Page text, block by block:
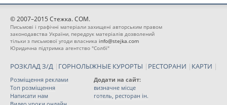
© 2007–2015 Стежка. COM.
Письмові і графічні матеріали захищені авторським правом
законодавства України, передрук матеріалів дозволений
тільки з письмової угоди власника info@stejka.com
Юридична підтримка агентство "Солбі"
РОЗКЛАД З/Д | ГОРНОЛЫЖНЫЕ КУРОРТЫ | РЕСТОРАНИ | КАРТИ |
Розміщення реклами
Топ розміщення
Написати нам
Додати на сайт:
визначне місце
готель, ресторан ін.